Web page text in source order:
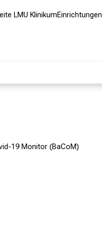
LMU KlinikumEinrichtungen
19 Monitor (BaCoM)